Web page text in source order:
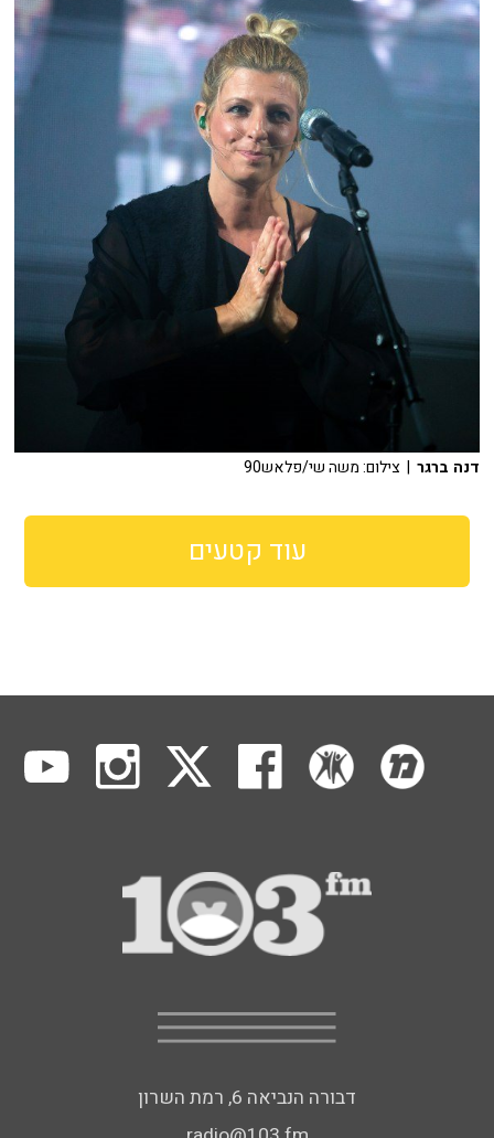
דנה ברגר | צילום: משה שי/פלאש90
עוד קטעים
דבורה הנביאה 6, רמת השרון